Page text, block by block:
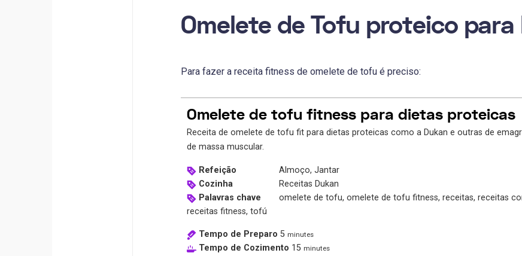
Omelete de Tofu proteico para
Para fazer a receita fitness de omelete de tofu é preciso:
Omelete de tofu fitness para dietas proteicas
Receita de omelete de tofu fit para dietas proteicas como a Dukan e outras de emagrecimento e ganho
de massa muscular.
Refeição
Almoço, Jantar
Cozinha
Receitas Dukan
Palavras chave
omelete de tofu, omelete de tofu fitness, receitas, receitas
receitas fitness, tofú
Tempo de Preparo 5 minutes
Tempo de Cozimento 15 minutes